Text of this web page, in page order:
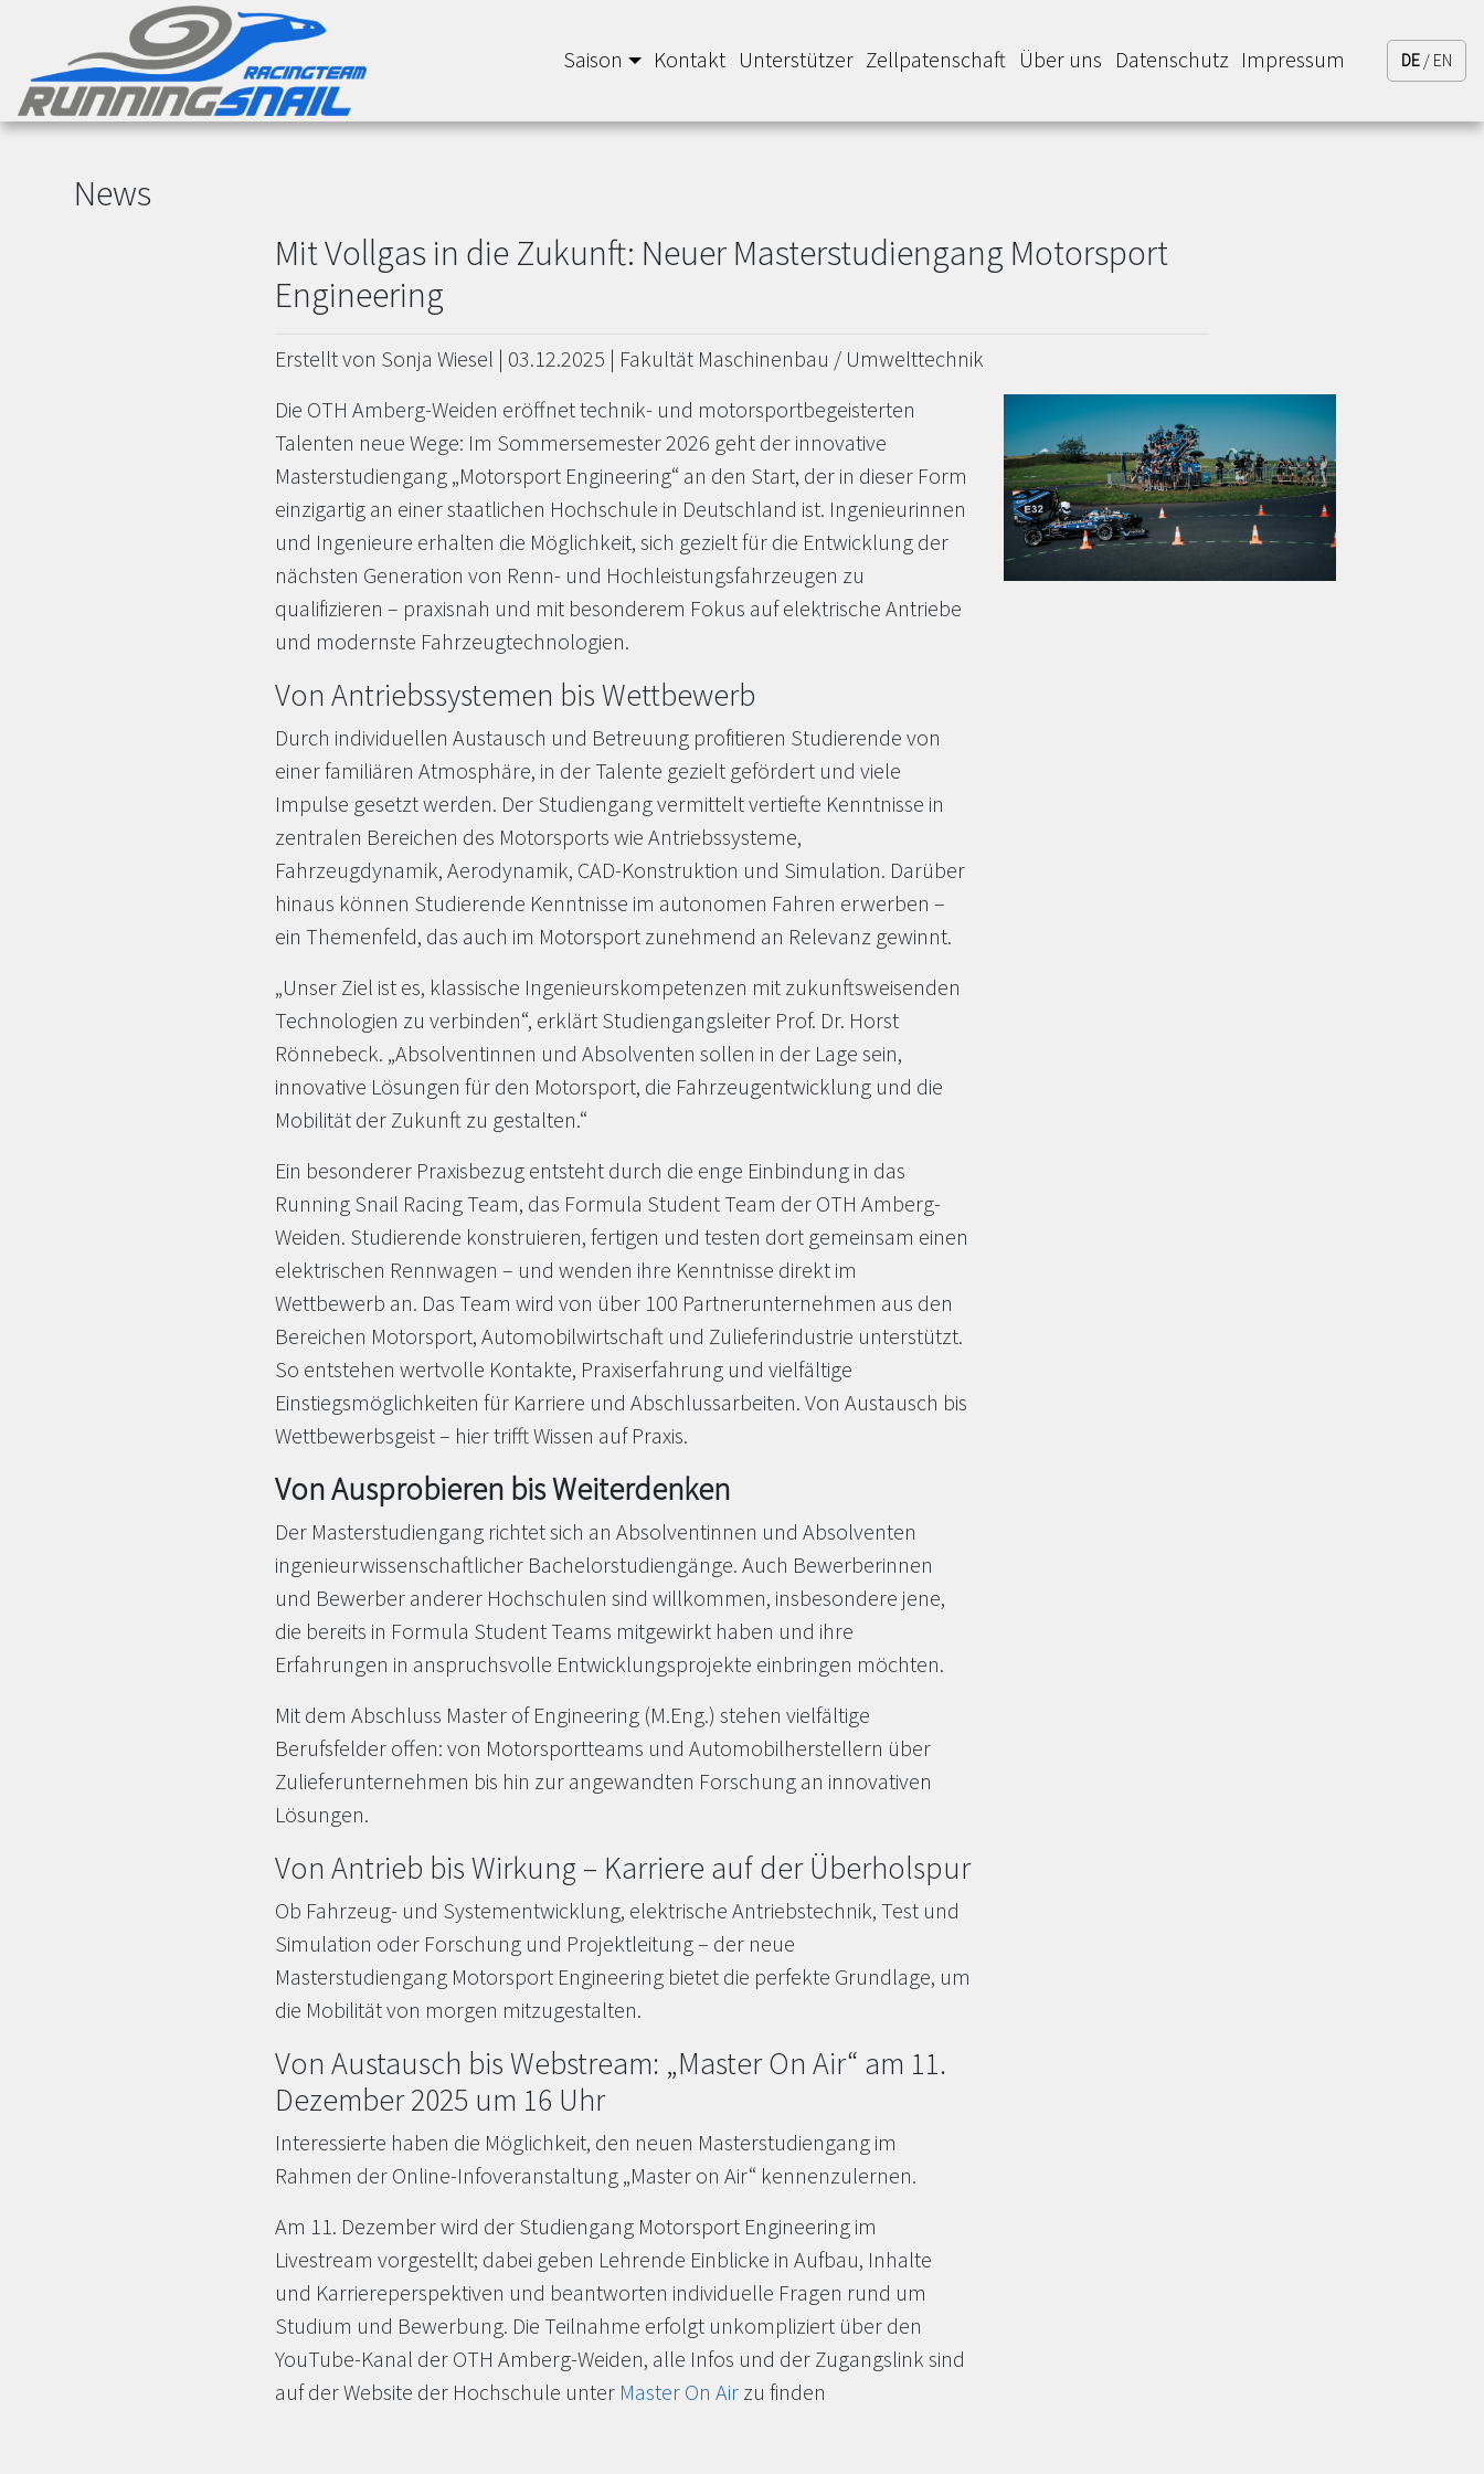
Saison Kontakt Unterstützer Zellpatenschaft Über uns Datenschutz Impressum DE/ EN
News
Mit Vollgas in die Zukunft: Neuer Masterstudiengang Motorsport
Engineering
Erstellt von Sonja Wiesel | 03.12.2025 | Fakultät Maschinenbau / Umwelttechnik
Die OTH Amberg-Weiden eröffnet technik- und motorsportbegeisterten
Talenten neue Wege: Im Sommersemester 2026 geht der innovative
Masterstudiengang „Motorsport Engineering“ an den Start, der in dieser Form
einzigartig an einer staatlichen Hochschule in Deutschland ist. Ingenieurinnen
und Ingenieure erhalten die Möglichkeit, sich gezielt für die Entwicklung der
nächsten Generation von Renn- und Hochleistungsfahrzeugen zu
qualifizieren – praxisnah und mit besonderem Fokus auf elektrische Antriebe
und modernste Fahrzeugtechnologien.
Von Antriebssystemen bis Wettbewerb
Durch individuellen Austausch und Betreuung profitieren Studierende von
einer familiären Atmosphäre, in der Talente gezielt gefördert und viele
Impulse gesetzt werden. Der Studiengang vermittelt vertiefte Kenntnisse in
zentralen Bereichen des Motorsports wie Antriebssysteme,
Fahrzeugdynamik, Aerodynamik, CAD-Konstruktion und Simulation. Darüber
hinaus können Studierende Kenntnisse im autonomen Fahren erwerben –
ein Themenfeld, das auch im Motorsport zunehmend an Relevanz gewinnt.
„Unser Ziel ist es, klassische Ingenieurskompetenzen mit zukunftsweisenden
Technologien zu verbinden“, erklärt Studiengangsleiter Prof. Dr. Horst
Rönnebeck. „Absolventinnen und Absolventen sollen in der Lage sein,
innovative Lösungen für den Motorsport, die Fahrzeugentwicklung und die
Mobilität der Zukunft zu gestalten.“
Ein besonderer Praxisbezug entsteht durch die enge Einbindung in das
Running Snail Racing Team, das Formula Student Team der OTH Amberg-
Weiden. Studierende konstruieren, fertigen und testen dort gemeinsam einen
elektrischen Rennwagen – und wenden ihre Kenntnisse direkt im
Wettbewerb an. Das Team wird von über 100 Partnerunternehmen aus den
Bereichen Motorsport, Automobilwirtschaft und Zulieferindustrie unterstützt.
So entstehen wertvolle Kontakte, Praxiserfahrung und vielfältige
Einstiegsmöglichkeiten für Karriere und Abschlussarbeiten. Von Austausch bis
Wettbewerbsgeist – hier trifft Wissen auf Praxis.
Von Ausprobieren bis Weiterdenken
Der Masterstudiengang richtet sich an Absolventinnen und Absolventen
ingenieurwissenschaftlicher Bachelorstudiengänge. Auch Bewerberinnen
und Bewerber anderer Hochschulen sind willkommen, insbesondere jene,
die bereits in Formula Student Teams mitgewirkt haben und ihre
Erfahrungen in anspruchsvolle Entwicklungsprojekte einbringen möchten.
Mit dem Abschluss Master of Engineering (M.Eng.) stehen vielfältige
Berufsfelder offen: von Motorsportteams und Automobilherstellern über
Zulieferunternehmen bis hin zur angewandten Forschung an innovativen
Lösungen.​
Von Antrieb bis Wirkung – Karriere auf der Überholspur
Ob Fahrzeug- und Systementwicklung, elektrische Antriebstechnik, Test und
Simulation oder Forschung und Projektleitung – der neue
Masterstudiengang Motorsport Engineering bietet die perfekte Grundlage, um
die Mobilität von morgen mitzugestalten.
Von Austausch bis Webstream: „Master On Air“ am 11.
Dezember 2025 um 16 Uhr
Interessierte haben die Möglichkeit, den neuen Masterstudiengang im
Rahmen der Online-Infoveranstaltung „Master on Air“ kennenzulernen.
Am 11. Dezember wird der Studiengang Motorsport Engineering im
Livestream vorgestellt; dabei geben Lehrende Einblicke in Aufbau, Inhalte
und Karriereperspektiven und beantworten individuelle Fragen rund um
Studium und Bewerbung. Die Teilnahme erfolgt unkompliziert über den
YouTube-Kanal der OTH Amberg-Weiden, alle Infos und der Zugangslink sind
auf der Website der Hochschule unter Master On Airzu finden